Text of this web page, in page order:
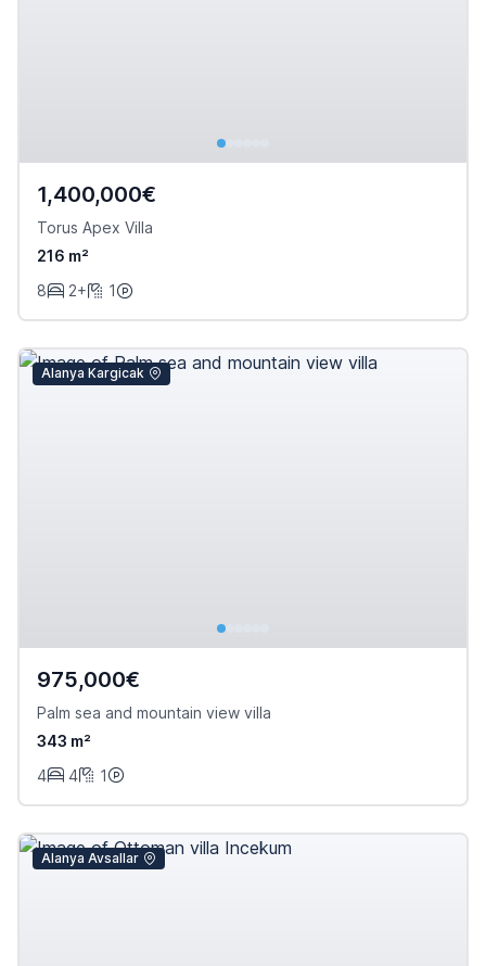
1,400,000€
Torus Apex Villa
216 m²
8
2+ 1
Alanya Kargicak
975,000€
Palm sea and mountain view villa
343 m²
4
4 1
Alanya Avsallar